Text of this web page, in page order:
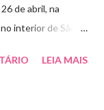
de abril, na
interior de São
faixas ao lado
LEIA MAIS